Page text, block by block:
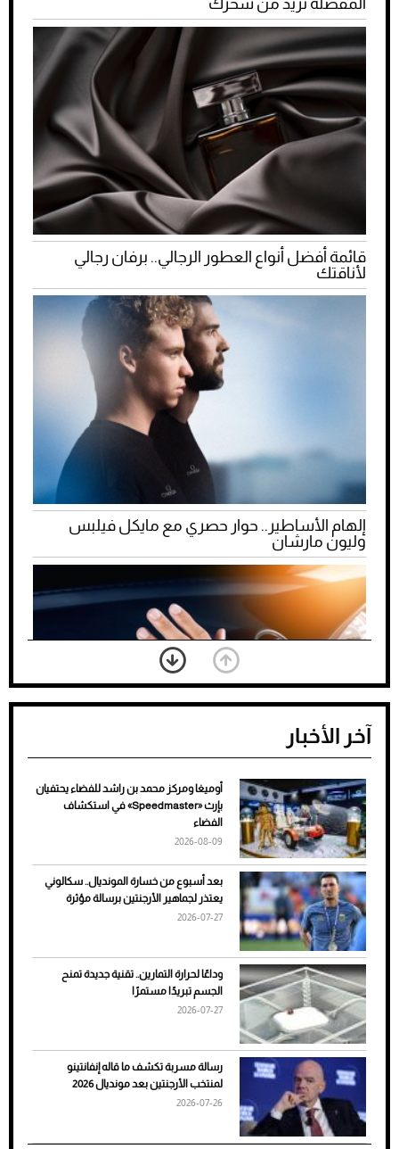
المفضلة تزيد من سحرك
قائمة أفضل أنواع العطور الرجالي.. برفان رجالي
لأناقتك
إلهام الأساطير.. حوار حصري مع مايكل فيلبس
وليون مارشان
ضعف تبريد مكيف السيارة عند الوقوف.. أشهر
الأسباب والحلول
7 نصائح لاختيار لون البنطلون المناسب للقميص
الأسود
آخر الأخبار
أوميغا ومركز محمد بن راشد للفضاء يحتفيان
بإرث «Speedmaster» في استكشاف
الفضاء
2026-08-09
بعد أسبوع من خسارة المونديال.. سكالوني
يعتذر لجماهير الأرجنتين برسالة مؤثرة
2026-07-27
وداعًا لحرارة التمارين.. تقنية جديدة تمنح
الجسم تبريدًا مستمرًا
2026-07-27
رسالة مسربة تكشف ما قاله إنفانتينو
لمنتخب الأرجنتين بعد مونديال 2026
2026-07-26